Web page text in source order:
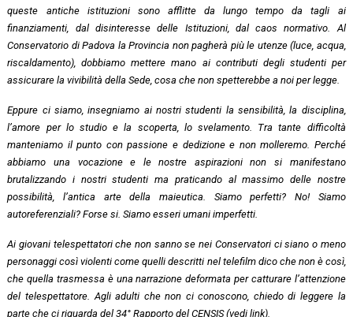
queste antiche istituzioni sono afflitte da lungo tempo da tagli ai
finanziamenti, dal disinteresse delle Istituzioni, dal caos normativo. Al
Conservatorio di Padova la Provincia non pagherà più le utenze (luce, acqua,
riscaldamento), dobbiamo mettere mano ai contributi degli studenti per
assicurare la vivibilità della Sede, cosa che non spetterebbe a noi per legge.
Eppure ci siamo, insegniamo ai nostri studenti la sensibilità, la disciplina,
l’amore per lo studio e la scoperta, lo svelamento. Tra tante difficoltà
manteniamo il punto con passione e dedizione e non molleremo. Perché
abbiamo una vocazione e le nostre aspirazioni non si manifestano
brutalizzando i nostri studenti ma praticando al massimo delle nostre
possibilità, l’antica arte della maieutica. Siamo perfetti? No! Siamo
autoreferenziali? Forse si. Siamo esseri umani imperfetti.
Ai giovani telespettatori che non sanno se nei Conservatori ci siano o meno
personaggi così violenti come quelli descritti nel telefilm dico che non è così,
che quella trasmessa è una narrazione deformata per catturare l’attenzione
del telespettatore. Agli adulti che non ci conoscono, chiedo di leggere la
parte che ci riguarda del 34° Rapporto del CENSIS (vedi link).